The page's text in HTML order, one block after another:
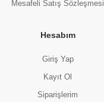
Mesafeli Satış Sözleşmesi
Hesabım
Giriş Yap
Kayıt Ol
Siparişlerim